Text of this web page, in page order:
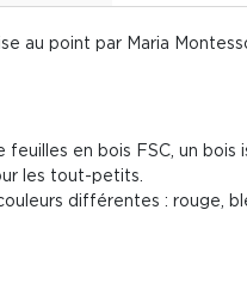
au point par Maria
en bois FSC, un bois
les tout-petits.
différentes : rouge,